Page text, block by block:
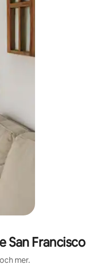
San Francisco
mer.